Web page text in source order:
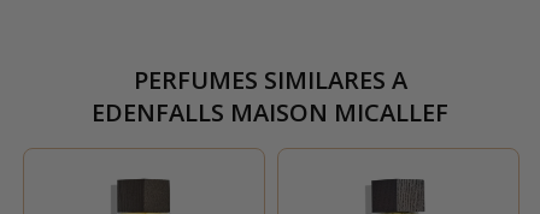
PERFUMES SIMILARES A
EDENFALLS MAISON MICALLEF